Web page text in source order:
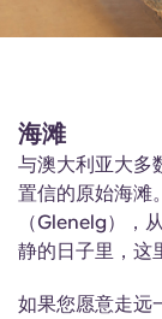
海滩
与澳大利亚大多
置信的原始海滩
（Glenelg），
静的日子里，这
如果您愿意走远